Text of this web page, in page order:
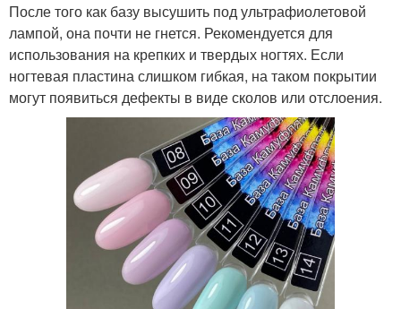
После того как базу высушить под ультрафиолетовой
лампой, она почти не гнется. Рекомендуется для
использования на крепких и твердых ногтях. Если
ногтевая пластина слишком гибкая, на таком покрытии
могут появиться дефекты в виде сколов или отслоения.